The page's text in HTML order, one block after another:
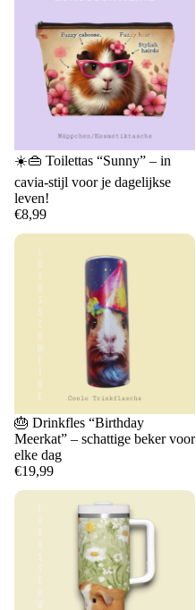
☀️👜 Toilettas “Sunny” – in
cavia-stijl voor je dagelijkse
leven!
€8,99
🎂 Drinkfles “Birthday
Meerkat” – schattige beker voor
elke dag
€19,99